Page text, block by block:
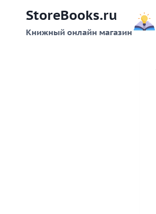
содержимому
StoreBooks.ru
Книжный онлайн магазин